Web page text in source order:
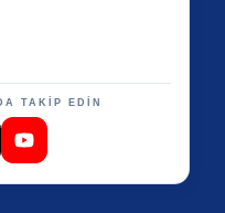
TAKİP EDİN